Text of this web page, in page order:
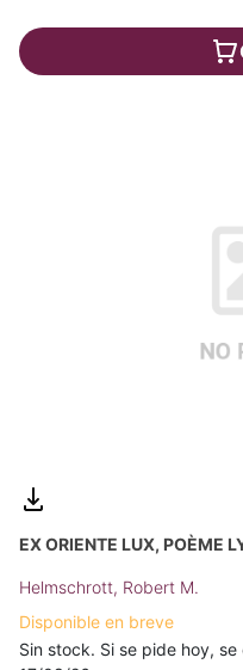
EX ORIENTE LUX, POÈME
Helmschrott, Robert M.
Disponible en breve
Sin stock. Si se pide hoy,